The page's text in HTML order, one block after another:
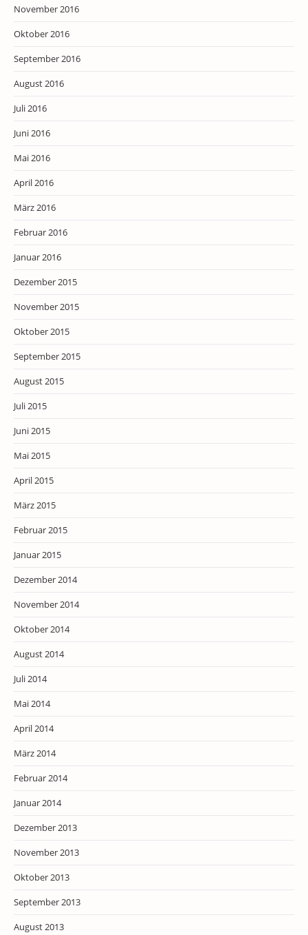
November 2016
Oktober 2016
September 2016
August 2016
Juli 2016
Juni 2016
Mai 2016
April 2016
März 2016
Februar 2016
Januar 2016
Dezember 2015
November 2015
Oktober 2015
September 2015
August 2015
Juli 2015
Juni 2015
Mai 2015
April 2015
März 2015
Februar 2015
Januar 2015
Dezember 2014
November 2014
Oktober 2014
August 2014
Juli 2014
Mai 2014
April 2014
März 2014
Februar 2014
Januar 2014
Dezember 2013
November 2013
Oktober 2013
September 2013
August 2013